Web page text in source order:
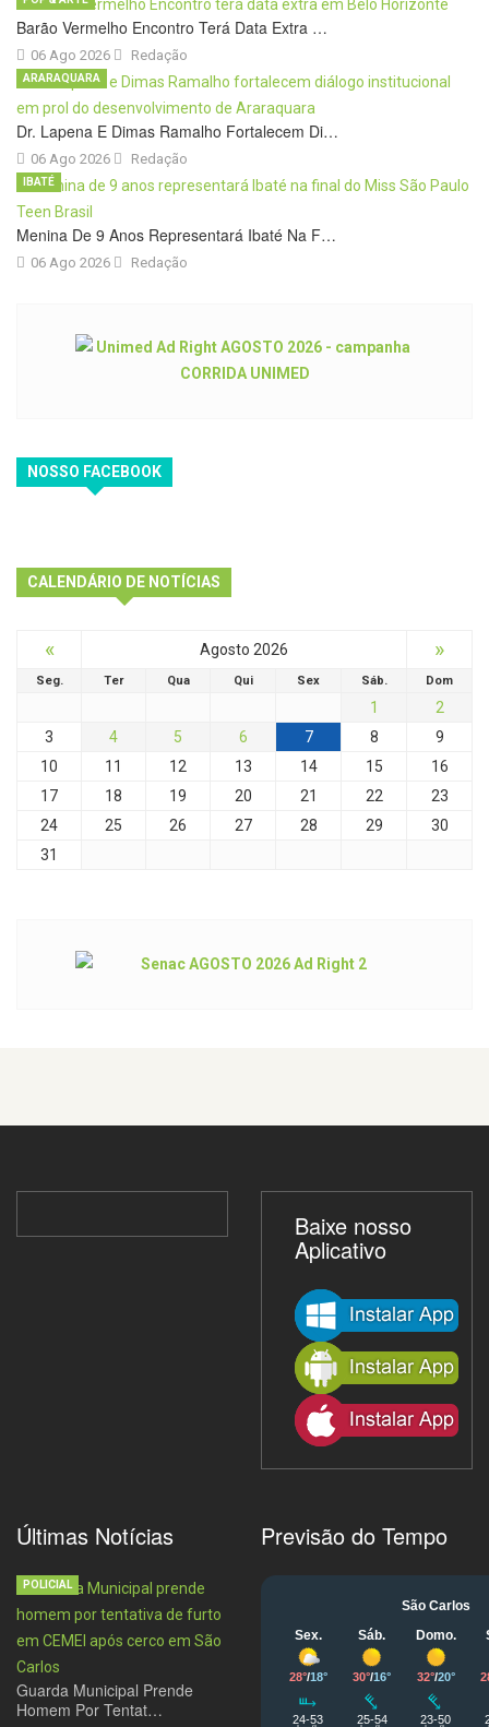
Barão Vermelho Encontro Terá Data Extra …
06 Ago 2026 Redação
Dr. Lapena E Dimas Ramalho Fortalecem Di…
06 Ago 2026
ARARAQUARA
Redação
Menina De 9 Anos Representará Ibaté Na F…
06 Ago 2026
IBATÉ
Redação
NOSSO FACEBOOK
CALENDÁRIO DE NOTÍCIAS
« Agosto 2026 »
Seg. Ter Qua Qui Sex Sáb. Dom
1
2
3
4 5 6 7 8
9
10
11 12 13 14 15
16
17
18 19 20 21 22
23
24
25 26 27 28 29
30
31
Baixe nosso
Aplicativo
Últimas Notícias
Guarda Municipal Prende
Homem Por Tentat…
POLICIAL
Previsão do Tempo